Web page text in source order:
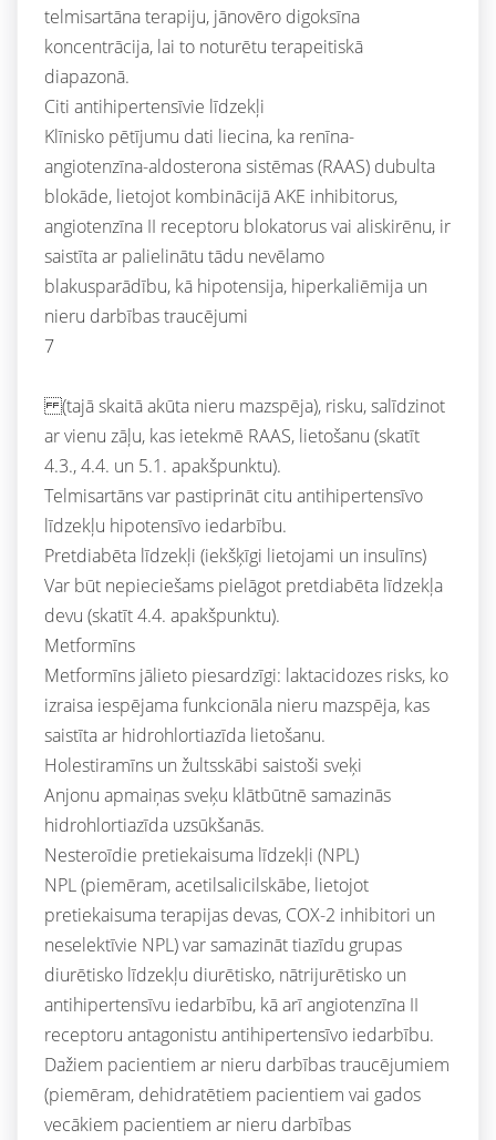
telmisartāna terapiju, jānovēro digoksīna
koncentrācija, lai to noturētu terapeitiskā
diapazonā.
Citi antihipertensīvie līdzekļi
Klīnisko pētījumu dati liecina, ka renīna-
angiotenzīna-aldosterona sistēmas (RAAS) dubulta
blokāde, lietojot kombinācijā AKE inhibitorus,
angiotenzīna II receptoru blokatorus vai aliskirēnu, ir
saistīta ar palielinātu tādu nevēlamo
blakusparādību, kā hipotensija, hiperkaliēmija un
nieru darbības traucējumi
7
(tajā skaitā akūta nieru mazspēja), risku, salīdzinot
ar vienu zāļu, kas ietekmē RAAS, lietošanu (skatīt
4.3., 4.4. un 5.1. apakšpunktu).
Telmisartāns var pastiprināt citu antihipertensīvo
līdzekļu hipotensīvo iedarbību.
Pretdiabēta līdzekļi (iekšķīgi lietojami un insulīns)
Var būt nepieciešams pielāgot pretdiabēta līdzekļa
devu (skatīt 4.4. apakšpunktu).
Metformīns
Metformīns jālieto piesardzīgi: laktacidozes risks, ko
izraisa iespējama funkcionāla nieru mazspēja, kas
saistīta ar hidrohlortiazīda lietošanu.
Holestiramīns un žultsskābi saistoši sveķi
Anjonu apmaiņas sveķu klātbūtnē samazinās
hidrohlortiazīda uzsūkšanās.
Nesteroīdie pretiekaisuma līdzekļi (NPL)
NPL (piemēram, acetilsalicilskābe, lietojot
pretiekaisuma terapijas devas, COX-2 inhibitori un
neselektīvie NPL) var samazināt tiazīdu grupas
diurētisko līdzekļu diurētisko, nātrijurētisko un
antihipertensīvu iedarbību, kā arī angiotenzīna II
receptoru antagonistu antihipertensīvo iedarbību.
Dažiem pacientiem ar nieru darbības traucējumiem
(piemēram, dehidratētiem pacientiem vai gados
vecākiem pacientiem ar nieru darbības